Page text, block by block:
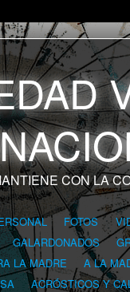
CON LA
FOTOS
GALARDONADOS
LA MADRE A LA
ACRÓSTICOS Y